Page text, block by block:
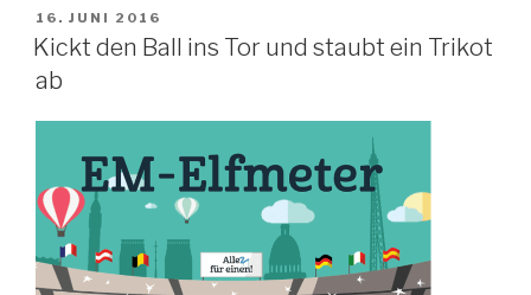
VERÖFFENTLICHT
AM
16. JUNI 2016
Kickt den Ball ins Tor und staubt ein Trikot
ab